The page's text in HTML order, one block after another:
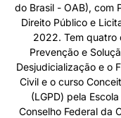
do Brasil - OAB), com
Direito Público e
2022. Tem quatro
Prevenção e
Desjudicialização e o
Civil e o curso
(LGPD) pela
Conselho Federal da